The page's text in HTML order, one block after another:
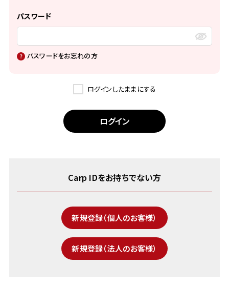
パスワード
パスワードをお忘れの方
ログインしたままにする
Carp IDをお持ちでない方
新規登録（個人のお客様）
新規登録（法人のお客様）